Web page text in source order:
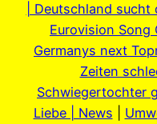
| Deutschland
Eurovision Song
Germanys next
Zeiten
Schwiegertochter
Liebe | News